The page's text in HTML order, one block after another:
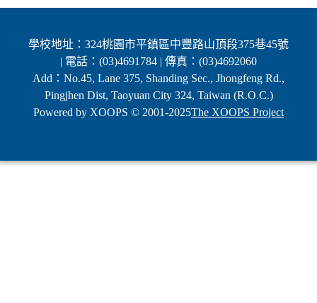
學校地址：324桃園市平鎮區中豐路山頂段375巷45號
| 電話：(03)4691784 | 傳真：(03)4692060
Add：No.45, Lane 375, Shanding Sec., Jhongfeng Rd.,
Pingjhen Dist, Taoyuan City 324, Taiwan (R.O.C.)
Powered by XOOPS © 2001-2025The XOOPS Project